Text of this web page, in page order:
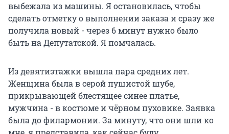
выбежала из машины. Я остановилась, чтобы
сделать отметку о выполнении заказа и сразу же
получила новый - через 6 минут нужно было
быть на Депутатской. Я помчалась.
Из девятиэтажки вышла пара средних лет.
Женщина была в серой пушистой шубе,
прикрывающей блестящее синее платье,
мужчина - в костюме и чёрном пуховике. Заявка
была до филармонии. За минуту, что они шли ко